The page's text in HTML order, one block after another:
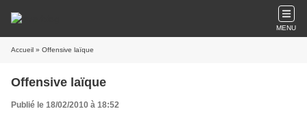
MENU
Accueil » Offensive laïque
Offensive laïque
Publié le 18/02/2010 à 18:52